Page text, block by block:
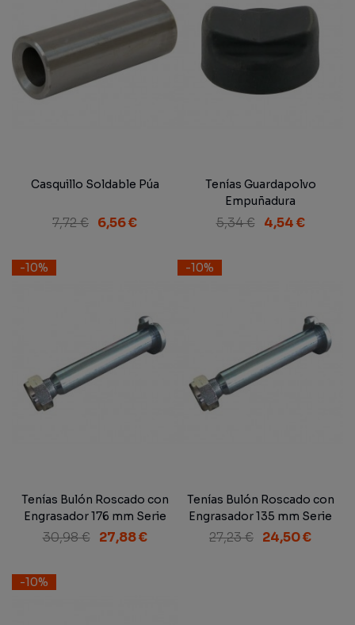
Casquillo Soldable Púa
7,72 € 6,56 €
Tenías Guardapolvo
Empuñadura
5,34 € 4,54 €
-10%
Tenías Bulón Roscado con
Engrasador 176 mm Serie
300
30,98 € 27,88 €
-10%
Tenías Bulón Roscado con
Engrasador 135 mm Serie
300
27,23 € 24,50 €
-10%